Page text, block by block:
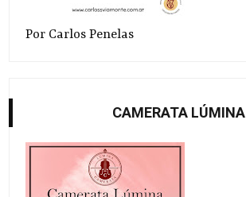
Por Carlos Penelas
CAMERATA LÚMINA